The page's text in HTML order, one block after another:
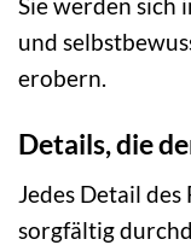
und
erobern.
Details, die
Jedes Detail
sorgfältig